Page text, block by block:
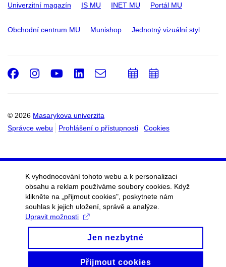
Univerzitní magazín IS MU INET MU Portál MU
Obchodní centrum MU Munishop Jednotný vizuální styl
© 2026 Masarykova univerzita
Správce webu
Prohlášení o přístupnosti Cookies
Facebook
Instagram
Youtube
LinkedIn
e-
Email
PřidatPřidat
K vyhodnocování tohoto webu a k personalizaci
obsahu a reklam používáme soubory cookies. Když
klikněte na „přijmout cookies", poskytnete nám
souhlas k jejich uložení, správě a analýze.
Upravit možnosti
Jen nezbytné
Přijmout cookies